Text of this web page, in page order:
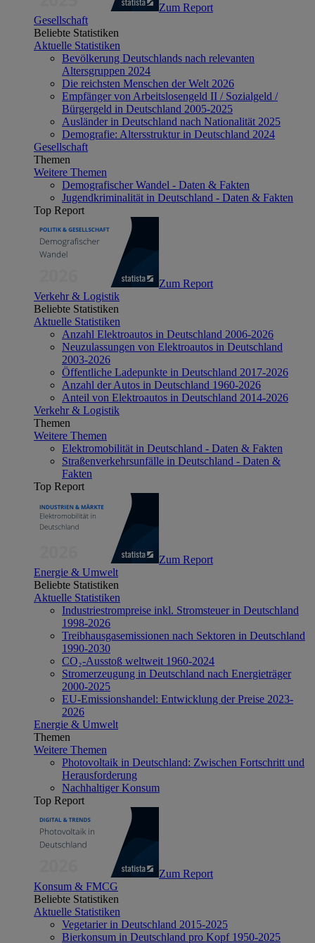
Zum Report
Gesellschaft
Beliebte Statistiken
Aktuelle Statistiken
Bevölkerung Deutschlands nach relevanten
Altersgruppen 2024
Die reichsten Menschen der Welt 2026
Empfänger von Arbeitslosengeld II / Sozialgeld /
Bürgergeld in Deutschland 2005-2025
Ausländer in Deutschland nach Nationalität 2025
Demografie: Altersstruktur in Deutschland 2024
Gesellschaft
Themen
Weitere Themen
Demografischer Wandel - Daten & Fakten
Jugendkriminalität in Deutschland - Daten & Fakten
Top Report
Zum Report
Verkehr & Logistik
Beliebte Statistiken
Aktuelle Statistiken
Anzahl Elektroautos in Deutschland 2006-2026
Neuzulassungen von Elektroautos in Deutschland
2003-2026
Öffentliche Ladepunkte in Deutschland 2017-2026
Anzahl der Autos in Deutschland 1960-2026
Anteil von Elektroautos in Deutschland 2014-2026
Verkehr & Logistik
Themen
Weitere Themen
Elektromobilität in Deutschland - Daten & Fakten
Straßenverkehrsunfälle in Deutschland - Daten &
Fakten
Top Report
Zum Report
Energie & Umwelt
Beliebte Statistiken
Aktuelle Statistiken
Industriestrompreise inkl. Stromsteuer in Deutschland
1998-2026
Treibhausgasemissionen nach Sektoren in Deutschland
1990-2030
CO₂-Ausstoß weltweit 1960-2024
Stromerzeugung in Deutschland nach Energieträger
2000-2025
EU-Emissionshandel: Entwicklung der Preise 2023-
2026
Energie & Umwelt
Themen
Weitere Themen
Photovoltaik in Deutschland: Zwischen Fortschritt und
Herausforderung
Nachhaltiger Konsum
Top Report
Zum Report
Konsum & FMCG
Beliebte Statistiken
Aktuelle Statistiken
Vegetarier in Deutschland 2015-2025
Bierkonsum in Deutschland pro Kopf 1950-2025